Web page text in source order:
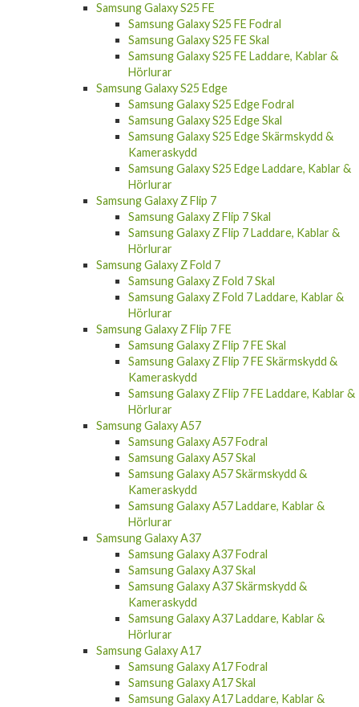
Samsung Galaxy S25 FE Fodral
Samsung Galaxy S25 FE Skal
Samsung Galaxy S25 FE Laddare, Kablar &
Hörlurar
Samsung Galaxy S25 Edge
Samsung Galaxy S25 Edge Fodral
Samsung Galaxy S25 Edge Skal
Samsung Galaxy S25 Edge Skärmskydd &
Kameraskydd
Samsung Galaxy S25 Edge Laddare, Kablar &
Hörlurar
Samsung Galaxy Z Flip 7
Samsung Galaxy Z Flip 7 Skal
Samsung Galaxy Z Flip 7 Laddare, Kablar &
Hörlurar
Samsung Galaxy Z Fold 7
Samsung Galaxy Z Fold 7 Skal
Samsung Galaxy Z Fold 7 Laddare, Kablar &
Hörlurar
Samsung Galaxy Z Flip 7 FE
Samsung Galaxy Z Flip 7 FE Skal
Samsung Galaxy Z Flip 7 FE Skärmskydd &
Kameraskydd
Samsung Galaxy Z Flip 7 FE Laddare, Kablar &
Hörlurar
Samsung Galaxy A57
Samsung Galaxy A57 Fodral
Samsung Galaxy A57 Skal
Samsung Galaxy A57 Skärmskydd &
Kameraskydd
Samsung Galaxy A57 Laddare, Kablar &
Hörlurar
Samsung Galaxy A37
Samsung Galaxy A37 Fodral
Samsung Galaxy A37 Skal
Samsung Galaxy A37 Skärmskydd &
Kameraskydd
Samsung Galaxy A37 Laddare, Kablar &
Hörlurar
Samsung Galaxy A17
Samsung Galaxy A17 Fodral
Samsung Galaxy A17 Skal
Samsung Galaxy A17 Laddare, Kablar &
Hörlurar